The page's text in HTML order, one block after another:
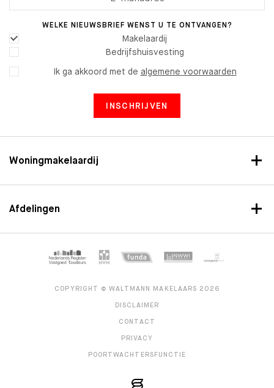
Woningmakelaardij
Afdelingen
WELKE NIEUWSBRIEF WENST U TE ONTVANGEN?
Makelaardij
Bedrijfshuisvesting
Ik ga akkoord met de algemene voorwaarden
INSCHRIJVEN
COPYRIGHT © WALTMANN MAKELAARS 2026
DISCLAIMER
CONTACT
PRIVACY
POORTWACHTERSFUNCTIE